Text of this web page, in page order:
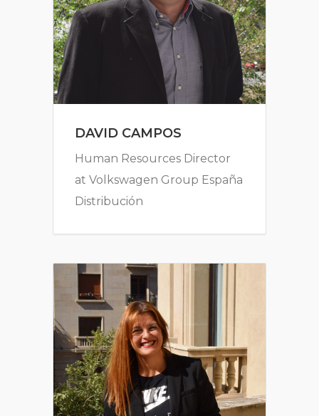
DAVID CAMPOS
Human Resources Director
at Volkswagen Group España
Distribución